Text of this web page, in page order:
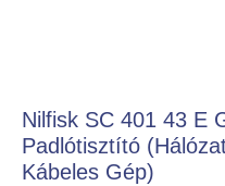
Nilfisk SC 401 43 E
Padlótisztító
Kábeles Gép)